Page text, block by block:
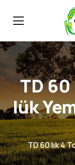
TD 60
lük
TD 60 lık 4